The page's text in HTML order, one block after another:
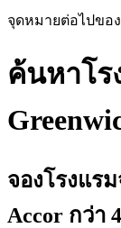
จุดหมายต่อไปขอ
ค้นหาโร
จองโรงแร
Accor กว่า